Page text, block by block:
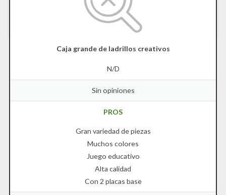
Caja grande de ladrillos creativos
N/D
Sin opiniones
PROS
Gran variedad de piezas
Muchos colores
Juego educativo
Alta calidad
Con 2 placas base